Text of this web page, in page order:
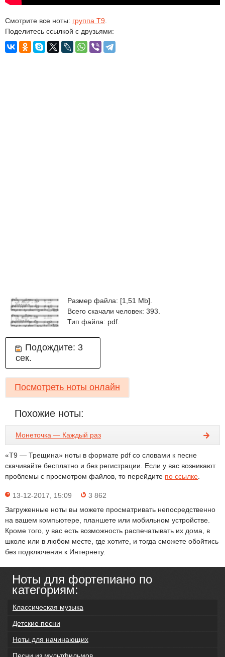
Смотрите все ноты: группа Т9
Поделитесь ссылкой с друзьями:
Размер файла: [1,51 Mb].
Всего скачали человек: 393.
Тип файла: pdf.
Подождите: 3
сек.
Посмотреть ноты онлайн
Похожие ноты:
Монеточка — Каждый раз
«Т9 — Трещина» ноты в формате pdf со словами к песне
скачивайте бесплатно и без регистрации. Если у вас возникают
проблемы с просмотром файлов, то перейдите по ссылке
13-12-2017, 15:09
3 862
Загруженные ноты вы можете просматривать непосредственно
на вашем компьютере, планшете или мобильном устройстве.
Кроме того, у вас есть возможность распечатывать их дома, в
школе или в любом месте, где хотите, и тогда сможете обойтись
без подключения к Интернету.
Ноты для фортепиано по
категориям:
Классическая музыка
Детские песни
Ноты для начинающих